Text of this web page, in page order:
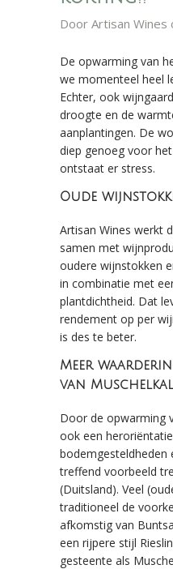
Door Artisan Wines
De opwarming van
we momenteel heel
Echter, ook
droogte en de
aanplantingen. De
diep genoeg voor
ontstaat er stress.
Oude
Artisan Wines werkt
samen met
oudere wijnstokken
in combinatie met
plantdichtheid. Dat
rendement op per
is des te beter.
Meer
van
Door de opwarming
ook een
bodemgesteldheden
treffend voorbeeld
(Duitsland). Veel
traditioneel de
afkomstig van
een rijpere stijl
gesteente als